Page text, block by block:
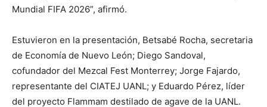
Mundial FIFA 2026”, afirmó.
Estuvieron en la presentación, Betsabé Rocha, secretaria
de Economía de Nuevo León; Diego Sandoval,
cofundador del Mezcal Fest Monterrey; Jorge Fajardo,
representante del CIATEJ UANL; y Eduardo Pérez, líder
del proyecto Flammam destilado de agave de la UANL.